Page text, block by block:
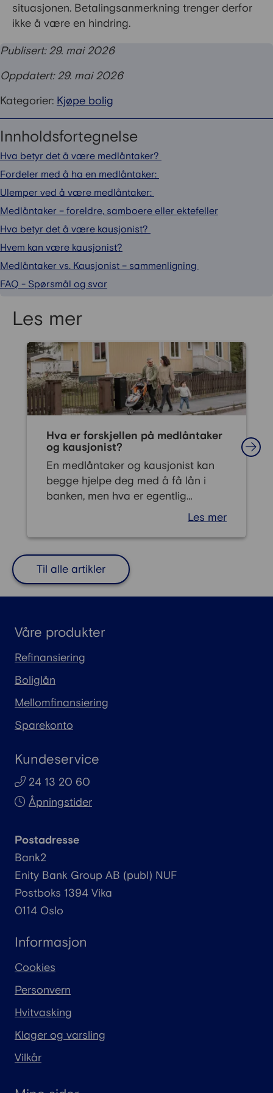
situasjonen. Betalingsanmerkning trenger derfor
ikke å være en hindring.
Publisert: 29. mai 2026
Oppdatert: 29. mai 2026
Kategorier: Kjøpe bolig
Innholdsfortegnelse
Hva betyr det å være medlåntaker?
Fordeler med å ha en medlåntaker:
Ulemper ved å være medlåntaker:
Medlåntaker – foreldre, samboere eller ektefeller
Hva betyr det å være kausjonist?
Hvem kan være kausjonist?
Medlåntaker vs. Kausjonist – sammenligning
FAQ - Spørsmål og svar
Les mer
Hva er forskjellen på medlåntaker
og kausjonist?
En medlåntaker og kausjonist kan
begge hjelpe deg med å få lån i
banken, men hva er egentlig
forskjellen på disse to? Hva er en
medlåntaker, og hvordan fungerer
en kausjonist i praksis? Vi ser
nærmere på begrepene, og gir deg
fordelene og ulempene ved begge.
Les mer
Til alle artikler
Våre produkter
Refinansiering
Boliglån
Mellomfinansiering
Sparekonto
Kundeservice
24 13 20 60
Åpningstider
Postadresse
Bank2
Enity Bank Group AB (publ) NUF
Postboks 1394 Vika
0114 Oslo
Informasjon
Cookies
Personvern
Hvitvasking
Klager og varsling
Vilkår